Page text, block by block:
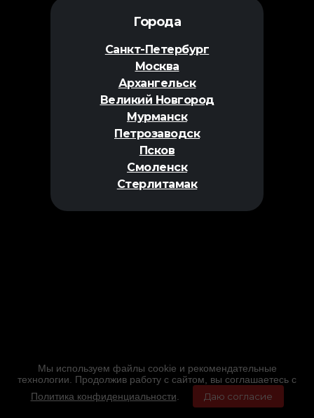
Города
Санкт-Петербург
Москва
Архангельск
Великий Новгород
Мурманск
Петрозаводск
Псков
Смоленск
Стерлитамак
Мы используем файлы cookie и рекомендательные
технологии. Продолжив работу с сайтом, вы соглашаетесь с
Политика конфиденциальности
Даю согласие